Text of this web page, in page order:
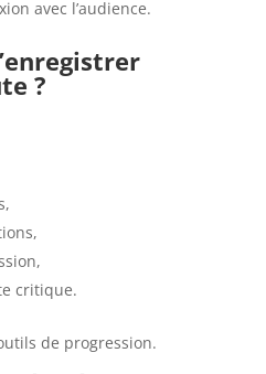
avec l’audience.
?
critique.
de progression.